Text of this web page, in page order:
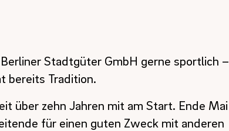
Stadtgüter GmbH gerne sportlich –
bereits Tradition.
über zehn Jahren mit am Start. Ende Mai
für einen guten Zweck mit anderen